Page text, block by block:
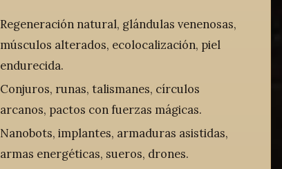
Regeneración natural, glándulas venenosas,
músculos alterados, ecolocalización, piel
endurecida.
Conjuros, runas, talismanes, círculos
arcanos, pactos con fuerzas mágicas.
Nanobots, implantes, armaduras asistidas,
armas energéticas, sueros, drones.